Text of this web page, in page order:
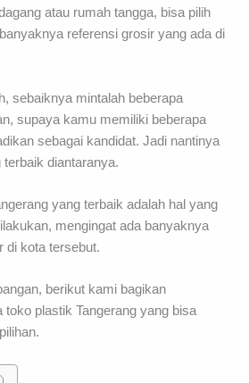
atau rumah tangga, bisa pilih
referensi grosir yang ada di
sebaiknya mintalah beberapa
supaya kamu memiliki beberapa
sebagai kandidat. Jadi nantinya
diantaranya.
yang terbaik adalah hal yang
mengingat ada banyaknya
di kota tersebut.
berikut kami bagikan
toko plastik Tangerang yang bisa